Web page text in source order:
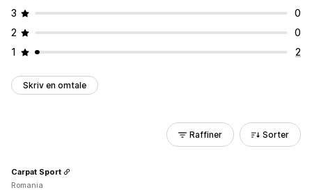
3
0
2
0
1
2
Skriv en omtale
Raffiner Sorter
Carpat Sport
Romania